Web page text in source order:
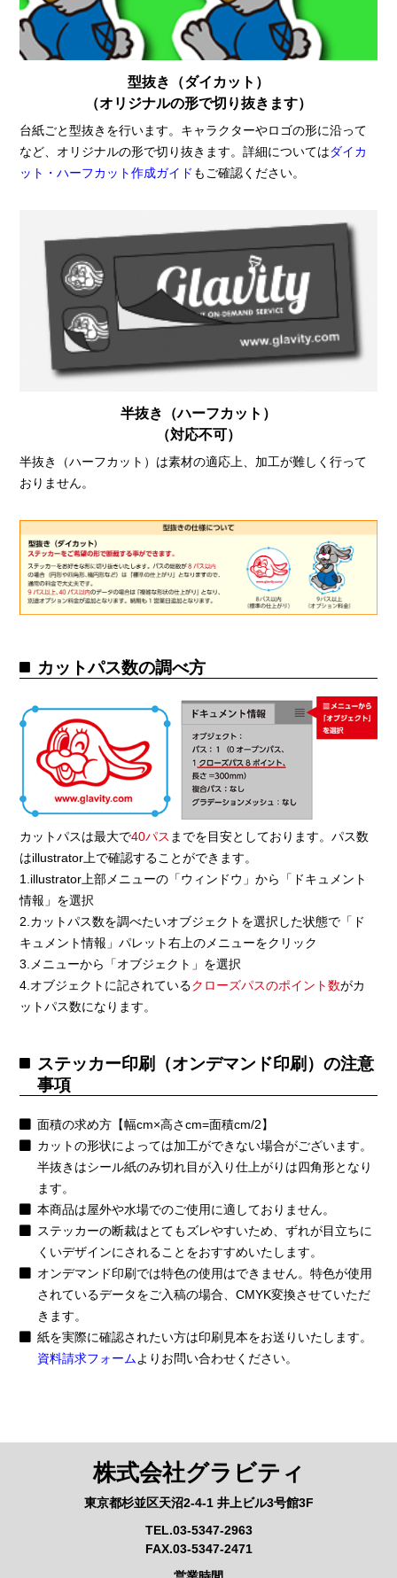
型抜き（ダイカット）
（オリジナルの形で切り抜きます）
台紙ごと型抜きを行います。キャラクターやロゴの形に沿って
など、オリジナルの形で切り抜きます。詳細についてはダイカ
ット・ハーフカット作成ガイド もご確認ください。
半抜き（ハーフカット）
（対応不可）
半抜き（ハーフカット）は素材の適応上、加工が難しく行って
おりません。
カットパス数の調べ方
カットパスは最大で40パス までを目安としております。パス数
はillustrator上で確認することができます。
1.illustrator上部メニューの「ウィンドウ」から「ドキュメント
情報」を選択
2.カットパス数を調べたいオブジェクトを選択した状態で「ド
キュメント情報」パレット右上のメニューをクリック
3.メニューから「オブジェクト」を選択
4.オブジェクトに記されているクローズパスのポイント数がカ
ットパス数になります。
ステッカー印刷（オンデマンド印刷）の注意
事項
面積の求め方【幅cm×高さcm=面積cm/2】
カットの形状によっては加工ができない場合がございます。
半抜きはシール紙のみ切れ目が入り仕上がりは四角形となり
ます。
本商品は屋外や水場でのご使用に適しておりません。
ステッカーの断裁はとてもズレやすいため、ずれが目立ちに
くいデザインにされることをおすすめいたします。
オンデマンド印刷では特色の使用はできません。特色が使用
されているデータをご入稿の場合、CMYK変換させていただ
きます。
紙を実際に確認されたい方は印刷見本をお送りいたします。
資料請求フォームよりお問い合わせください。
株式会社グラビティ
東京都杉並区天沼2-4-1 井上ビル3号館3F
TEL.03-5347-2963
FAX.03-5347-2471